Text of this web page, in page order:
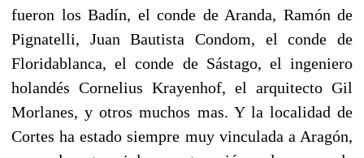
fueron los Badín, el conde de Aranda, Ramón de
Pignatelli, Juan Bautista Condom, el conde de
Floridablanca, el conde de Sástago, el ingeniero
holandés Cornelius Krayenhof, el arquitecto Gil
Morlanes, y otros muchos mas. Y la localidad de
Cortes ha estado siempre muy vinculada a Aragón,